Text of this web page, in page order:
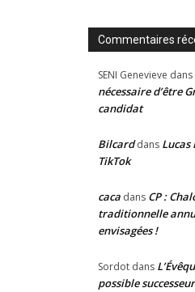
Commentaires
SENI Genevieve dans
nécessaire d’être
candidat
Bilcarddans
TikTok
caca dans CP :
traditionnelle
envisagées !
Sordot dans
possible